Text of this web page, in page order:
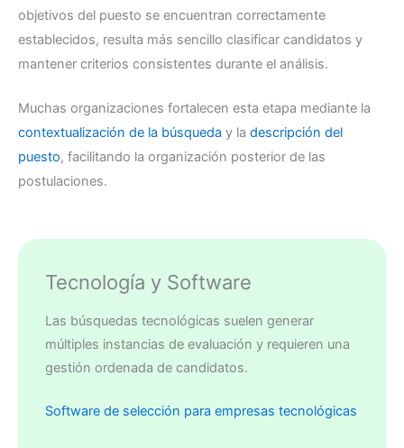
objetivos del puesto se encuentran correctamente
establecidos, resulta más sencillo clasificar candidatos y
mantener criterios consistentes durante el análisis.
Muchas organizaciones fortalecen esta etapa mediante la
contextualización de la búsqueda y la descripción del
puesto, facilitando la organización posterior de las
postulaciones.
Tecnología y Software
Las búsquedas tecnológicas suelen generar
múltiples instancias de evaluación y requieren una
gestión ordenada de candidatos.
Software de selección para empresas tecnológicas